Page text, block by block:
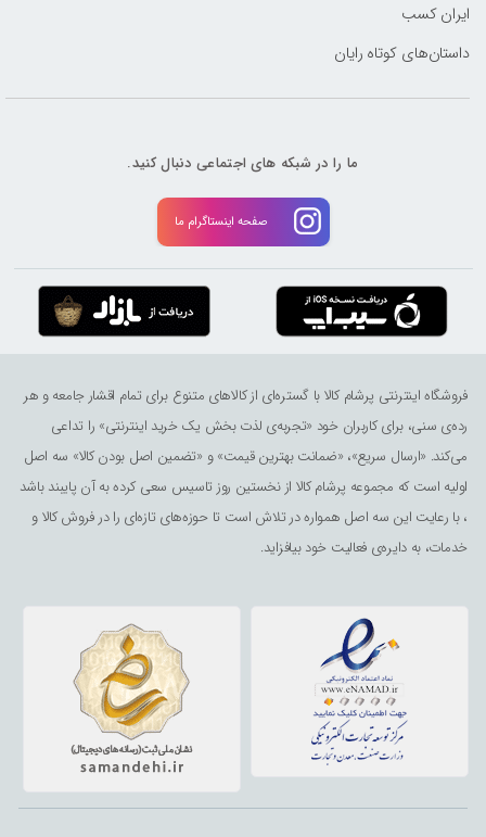
ایران کسب
داستان‌های کوتاه رایان
ما را در شبکه های اجتماعی دنبال کنید.
صفحه اینستاگرام ما
فروشگاه اینترنتی پرشام کالا با گستره‌ای از کالاهای متنوع برای تمام اقشار جامعه و هر
رده‌ی سنی، برای کاربران خود «تجربه‌ی لذت ‌بخش یک خرید اینترنتی» را تداعی
می‌کند. «ارسال سریع»، «ضمانت بهترین قیمت» و «تضمین اصل بودن کالا» سه اصل
اولیه است که مجموعه پرشام کالا از نخستین روز تاسیس سعی کرده به آن پایبند باشد
، با رعایت این سه اصل همواره در تلاش است تا حوزه‌های تازه‌ای را در فروش کالا و
خدمات، به دایره‌ی فعالیت خود بیافزاید.